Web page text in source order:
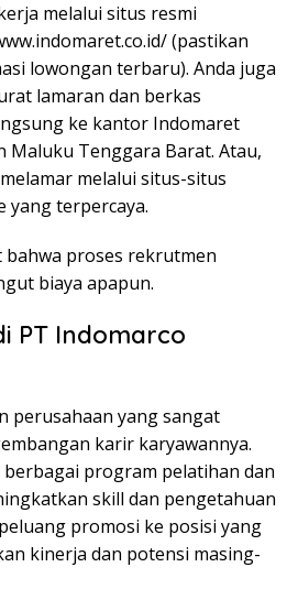
melalui situs resmi
(pastikan
lowongan terbaru). Anda juga
lamaran dan berkas
ke kantor Indomaret
Maluku Tenggara Barat. Atau,
melalui situs-situs
yang terpercaya.
proses rekrutmen
biaya apapun.
PT Indomarco
perusahaan yang sangat
karir karyawannya.
program pelatihan dan
skill dan pengetahuan
promosi ke posisi yang
kinerja dan potensi masing-